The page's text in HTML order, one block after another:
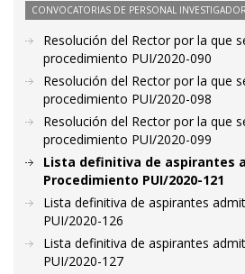
CONVOCATORIAS DE PERSONAL INVESTIGADOR
Resolución del Rector por la que
procedimiento PUI/2020-090
Resolución del Rector por la que
procedimiento PUI/2020-098
Resolución del Rector por la que
procedimiento PUI/2020-099
Lista definitiva de aspirantes
Procedimiento PUI/2020-121
Lista definitiva de aspirantes
PUI/2020-126
Lista definitiva de aspirantes
PUI/2020-127